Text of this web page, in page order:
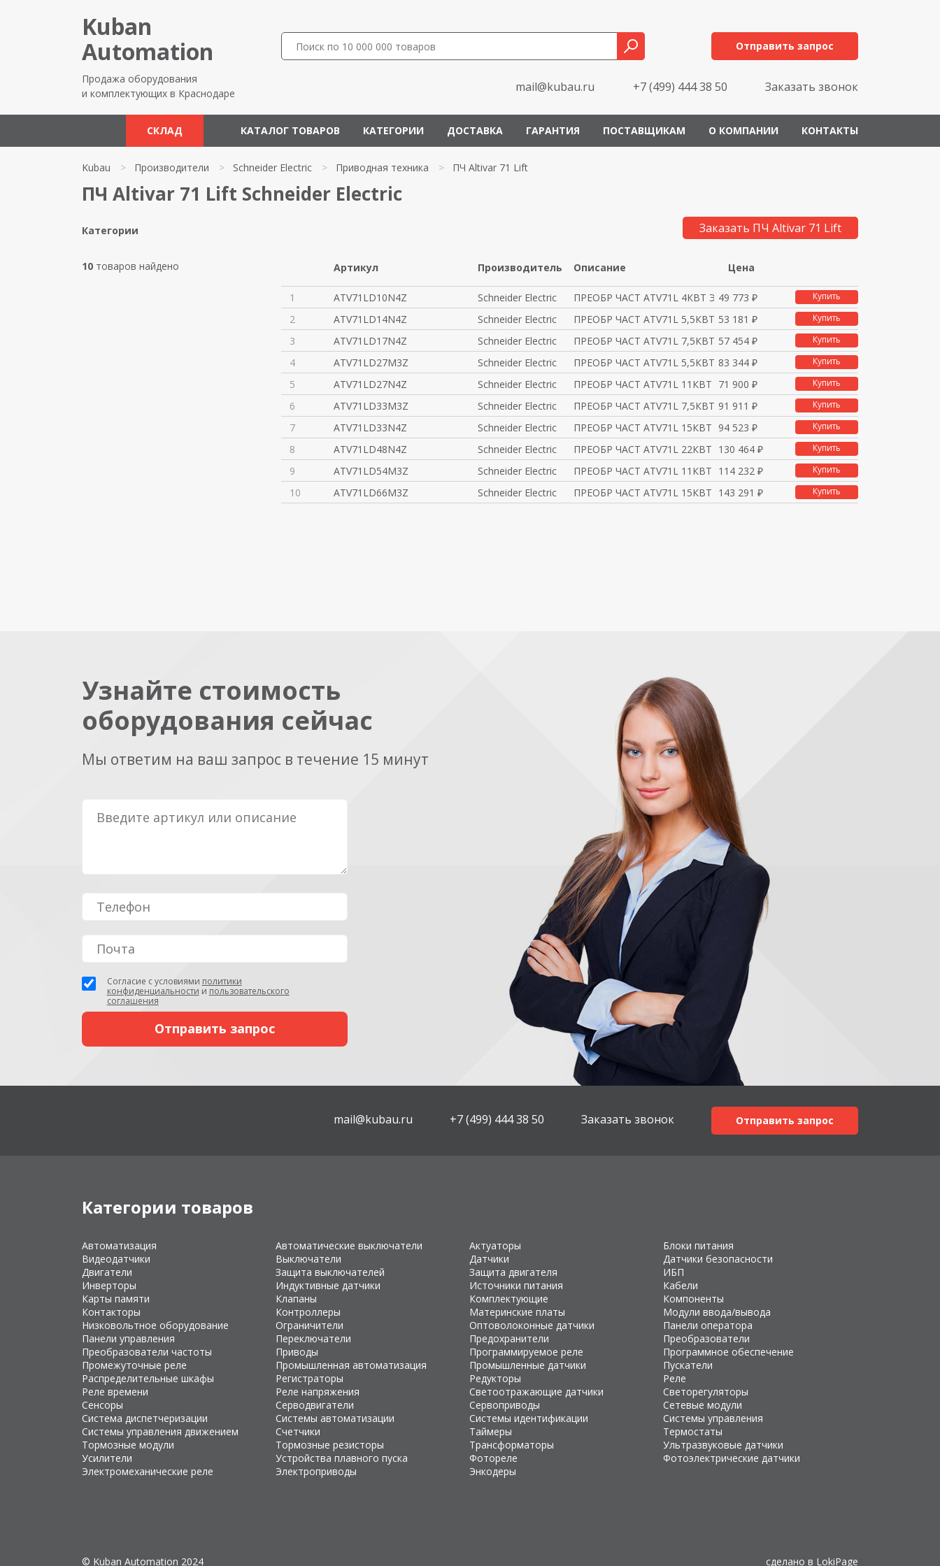
Kuban
Automation
Продажа оборудования
и комплектующих в Краснодаре
Отправить запрос
mail@kubau.ru +7 (499) 444 38 50 Заказать звонок
СКЛАД КАТАЛОГ ТОВАРОВ КАТЕГОРИИ ДОСТАВКА ГАРАНТИЯ ПОСТАВЩИКАМ О КОМПАНИИ КОНТАКТЫ
Kubau > Производители > Schneider Electric > Приводная техника > ПЧ Altivar 71 Lift
ПЧ Altivar 71 Lift Schneider Electric
Категории
10 товаров найдено
Заказать ПЧ Altivar 71 Lift
Артикул Производитель Описание Цена
1 ATV71LD10N4Z Schneider Electric ПРЕОБР ЧАСТ ATV71L 4КВТ ЭМС 48
49 773 ₽ Купить
2 ATV71LD14N4Z Schneider Electric ПРЕОБР ЧАСТ ATV71L 5,5КВТ 480В
53 181 ₽ Купить
3 ATV71LD17N4Z Schneider Electric ПРЕОБР ЧАСТ ATV71L 7,5КВТ 480В
57 454 ₽ Купить
4 ATV71LD27M3Z Schneider Electric ПРЕОБР ЧАСТ ATV71L 5,5КВТ 240В
83 344 ₽ Купить
5 ATV71LD27N4Z Schneider Electric ПРЕОБР ЧАСТ ATV71L 11КВТ ЭМС 4
71 900 ₽ Купить
6 ATV71LD33M3Z Schneider Electric ПРЕОБР ЧАСТ ATV71L 7,5КВТ 240В
91 911 ₽ Купить
7 ATV71LD33N4Z Schneider Electric ПРЕОБР ЧАСТ ATV71L 15КВТ ЭМС 4
94 523 ₽ Купить
8 ATV71LD48N4Z Schneider Electric ПРЕОБР ЧАСТ ATV71L 22КВТ ЭМС 4
130 464 ₽ Купить
9 ATV71LD54M3Z Schneider Electric ПРЕОБР ЧАСТ ATV71L 11КВТ 240В114 232 ₽ Купить
10 ATV71LD66M3Z Schneider Electric ПРЕОБР ЧАСТ ATV71L 15КВТ 240В143 291 ₽ Купить
Узнайте стоимость
оборудования сейчас
Мы ответим на ваш запрос в течение 15 минут
Согласие с условиями политики
конфиденциальности и пользовательского
соглашения
mail@kubau.ru +7 (499) 444 38 50 Заказать звонок Отправить запрос
Категории товаров
Автоматизация Автоматические выключатели Актуаторы
Блоки питания
Видеодатчики
Выключатели Датчики
Датчики безопасности
Двигатели
Защита выключателей Защита двигателя
ИБП
Инверторы
Индуктивные датчики Источники питания
Кабели
Карты памяти
Клапаны Комплектующие
Компоненты
Контакторы
Контроллеры Материнские платы
Модули ввода/вывода
Низковольтное оборудование
Ограничители Оптоволоконные датчики
Панели оператора
Панели управления
Переключатели Предохранители
Преобразователи
Преобразователи частоты
Приводы Программируемое реле
Программное обеспечение
Промежуточные реле
Промышленная автоматизация Промышленные датчики
Пускатели
Распределительные шкафы
Регистраторы Редукторы
Реле
Реле времени
Реле напряжения Светоотражающие датчики
Светорегуляторы
Сенсоры
Серводвигатели Сервоприводы
Сетевые модули
Система диспетчеризации
Системы автоматизации Системы идентификации
Системы управления
Системы управления движением
Счетчики Таймеры
Термостаты
Тормозные модули
Тормозные резисторы Трансформаторы
Ультразвуковые датчики
Усилители
Устройства плавного пуска Фотореле
Фотоэлектрические датчики
Электромеханические реле
Электроприводы Энкодеры
© Kuban Automation 2024 сделано в LokiPage